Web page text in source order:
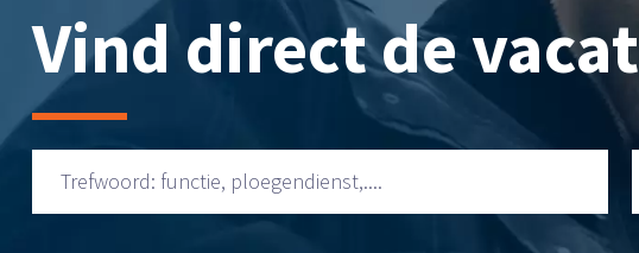
Vind direct de